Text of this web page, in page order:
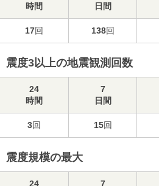
時間
日間
17回 138回
震度3以上の地震観測回数
24
時間
7
日間
3回 15回
震度規模の最大
24
7